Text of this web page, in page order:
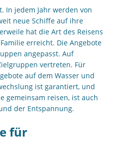
In jedem Jahr werden von
neue Schiffe auf ihre
hat die Art des Reisens
erreicht. Die Angebote
angepasst. Auf
vertreten. Für
auf dem Wasser und
ist garantiert, und
gemeinsam reisen, ist auch
der Entspannung.
für